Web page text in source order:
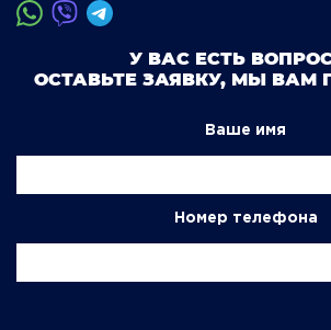
У ВАС ЕСТЬ
ОСТАВЬТЕ ЗАЯВКУ, МЫ ВАМ
Ваше имя
Номер телефона